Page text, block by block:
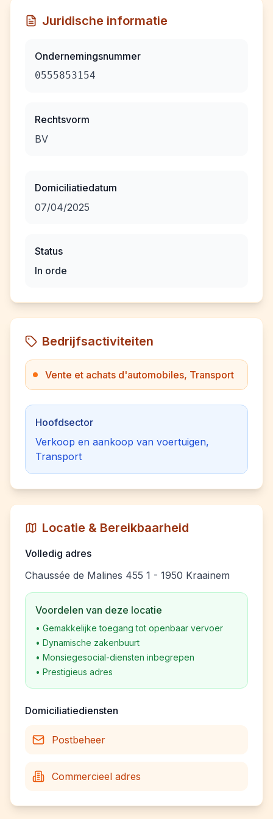
Juridische informatie
Ondernemingsnummer
0555853154
Rechtsvorm
BV
Domiciliatiedatum
07/04/2025
Status
In orde
Bedrijfsactiviteiten
Vente et achats d'automobiles, Transport
Hoofdsector
Verkoop en aankoop van voertuigen,
Transport
Locatie & Bereikbaarheid
Volledig adres
Chaussée de Malines 455 1 - 1950 Kraainem
Voordelen van deze locatie
• Gemakkelijke toegang tot openbaar vervoer
• Dynamische zakenbuurt
• Monsiegesocial-diensten inbegrepen
• Prestigieus adres
Domiciliatiediensten
Postbeheer
Commercieel adres